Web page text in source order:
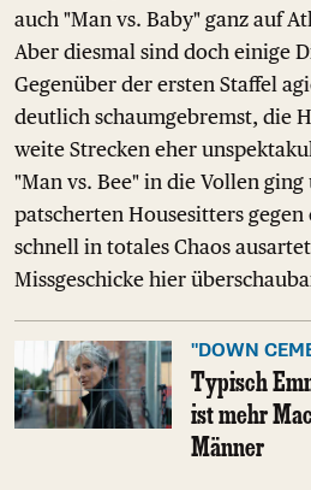
auch "Man vs. Baby" ganz auf
Aber diesmal sind doch einige
Gegenüber der ersten Staffel
deutlich schaumgebremst, die
weite Strecken eher
"Man vs. Bee" in die Vollen
patscherten Housesitters
schnell in totales Chaos
Missgeschicke hier
"DOWN
Typisch
ist mehr
Männer